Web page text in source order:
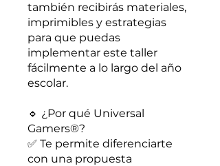
también recibirás materiales,
imprimibles y estrategias
para que puedas
implementar este taller
fácilmente a lo largo del año
escolar.
🔹 ¿Por qué Universal
Gamers®?
✅ Te permite diferenciarte
con una propuesta